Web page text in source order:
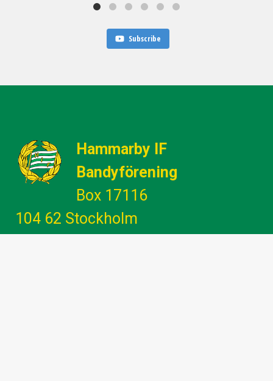
Subscribe
Hammarby IF
Bandyförening
Box 17116
104 62 Stockholm